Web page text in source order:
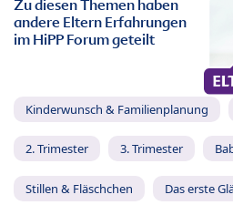
Zu diesen Themen haben
andere Eltern Erfahrungen
im HiPP Forum geteilt
Kinderwunsch & Familienplanung
2. Trimester 3. Trimester
Stillen & Fläschchen Das erste